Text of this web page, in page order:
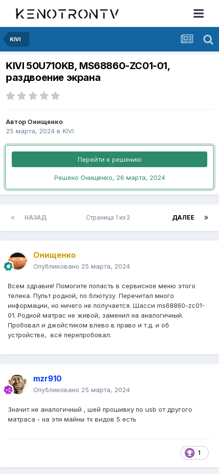
KIVI
KIVI 50U710KB, MS68860-ZC01-01,
раздвоение экрана
Автор Онищенко
25 марта, 2024 в KIVI
Перейти к решению
Решено Онищенко, 26 марта, 2024
НАЗАД ДАЛЕЕ
Страница 1 из 2
Онищенко
Опубликовано 25 марта, 2024
Всем здравия! Помогите попасть в сервисное меню этого
телека. Пульт родной, по блютузу. Перечитал много
информации, но ничего не получается. Шасси ms68860-zc01-
01. Родной матрас не живой, заменил на аналогичный.
Пробовал и джойстиком влево в право и т.д. и об
устройстве, всё перепробовал.
mzr910
Опубликовано 25 марта, 2024
Значит не аналогичный , шей прошивку по usb от другого
матраса - на эти майны тх видов 5 есть
1